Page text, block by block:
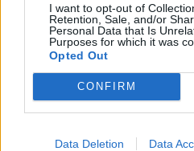
I want to opt-out of
Retention, Sale, and/or
Personal Data that Is
Purposes for which it was
Opted Out
CONFIRM
Data Deletion Data
που τραυματίστηκε σε τροχαίο
ΒΟΑΚ: Κλείνει την Τρίτη στον
γίνεται η κυκλοφορία